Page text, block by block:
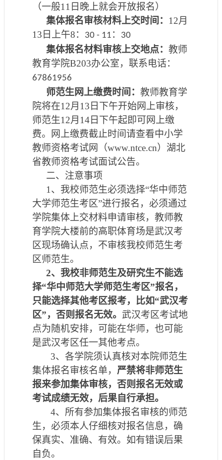
（一般11 日晚上就会开放报名）
集体报名审核材料上交时间： 12月
13 日 上午8： 30 - 11 ： 30
集体报名材料审核上交地点： 教师
教育学院B203办公室，联系电话：
67861956
师范生网上缴费时间： 教师教育学
院将在12月 13 日下午开始网上审核，
师范生12月 14日 下午起即可网上缴
费。网上缴费截止时间 请查看中小学
教师资格考试网（www.ntce.cn）湖北
省教师资格考试面试公告。
二、 注意事项
1、 我校师范生必须选择“华中师范
大学师范生考区”进行报名，必须通过
学院集体上交材料申请审核， 教师教
育学院大楼前的高职体育场是武汉考
区现场确认点， 不审核我校师范生考
区师范生。
2、 我校非师范生及研究生不能选
择“华中师范大学师范生考区”报名，
只能选择其他考区报考，比如“武汉考
区”，否则报名无效。 武汉考区考试地
点为随机安排，可能在华师，也可能
是武汉考区任一其他考点。
3、 各学院须认真核对本院师范生
集体报名审核名单， 严禁将非师范生
报来参加集体审核， 否则报名无效或
考试成绩无效， 后果自行承担。
4、 所有参加集体报名审核的师范
生，必须本人仔细核对报名信息，确
保真实、准确、有效。如有错误后果
自负。